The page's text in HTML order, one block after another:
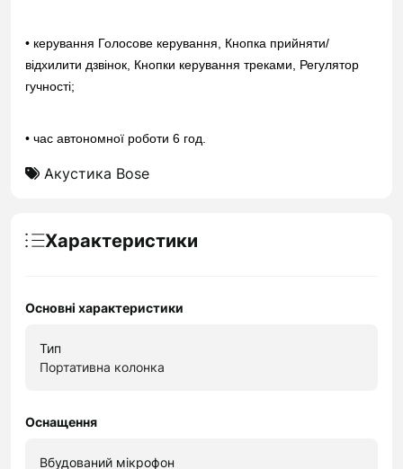
• керування Голосове керування, Кнопка прийняти/
відхилити дзвінок, Кнопки керування треками, Регулятор
гучності;
• час автономної роботи 6 год.
Акустика Bose
Характеристики
Основні характеристики
Тип
Портативна колонка
Оснащення
Вбудований мікрофон